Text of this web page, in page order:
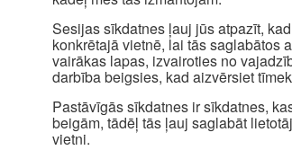
Sesijas sīkdatnes ļauj jūs atpazīt,
konkrētajā vietnē, lai tās saglabātos
vairākas lapas, izvairoties no
darbība beigsies, kad aizvērsiet
Pastāvīgās sīkdatnes ir sīkdatnes,
beigām, tādēļ tās ļauj saglabāt
vietni.